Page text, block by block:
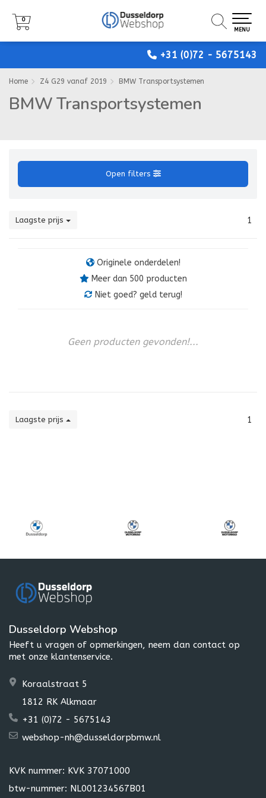
+31 (0)72 - 5675143
0
MENU
0
MENU
0
MENU
Home Z4 G29 vanaf 2019 BMW Transportsystemen
BMW Transportsystemen
Open filters
Laagste prijs 1
Originele onderdelen!
Meer dan 500 producten
Niet goed? geld terug!
Geen producten gevonden!...
Laagste prijs 1
Dusseldorp Webshop
Heeft u vragen of opmerkingen, neem dan contact op
met onze klantenservice.
Koraalstraat 5
1812 RK Alkmaar
+31 (0)72 - 5675143
webshop-nh@dusseldorpbmw.nl
KVK nummer: KVK 37071000
btw-nummer: NL001234567B01